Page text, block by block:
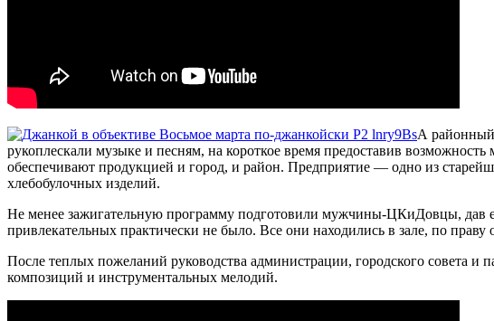
А районный
рукоплескали музыке и песням, на короткое время предоставив
обеспечивают продукцией и город, и район. Предприятие — одно из
хлебобулочных изделий.
Не менее зажигательную программу подготовили мужчины-ЦКиДовцы, дав
привлекательных практически не было. Все они находились в зале, по
После теплых пожеланий руководства администрации, городского совета и
композиций и инструментальных мелодий.